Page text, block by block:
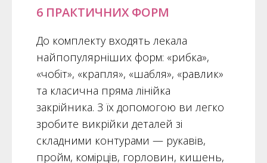
6 ПРАКТИЧНИХ ФОРМ
До комплекту входять лекала
найпопулярніших форм: «рибка»,
«чобіт», «крапля», «шабля», «равлик»
та класична пряма лінійка
закрійника. З їх допомогою ви легко
зробите викрійки деталей зі
складними контурами — рукавів,
пройм, комірців, горловин, кишень,